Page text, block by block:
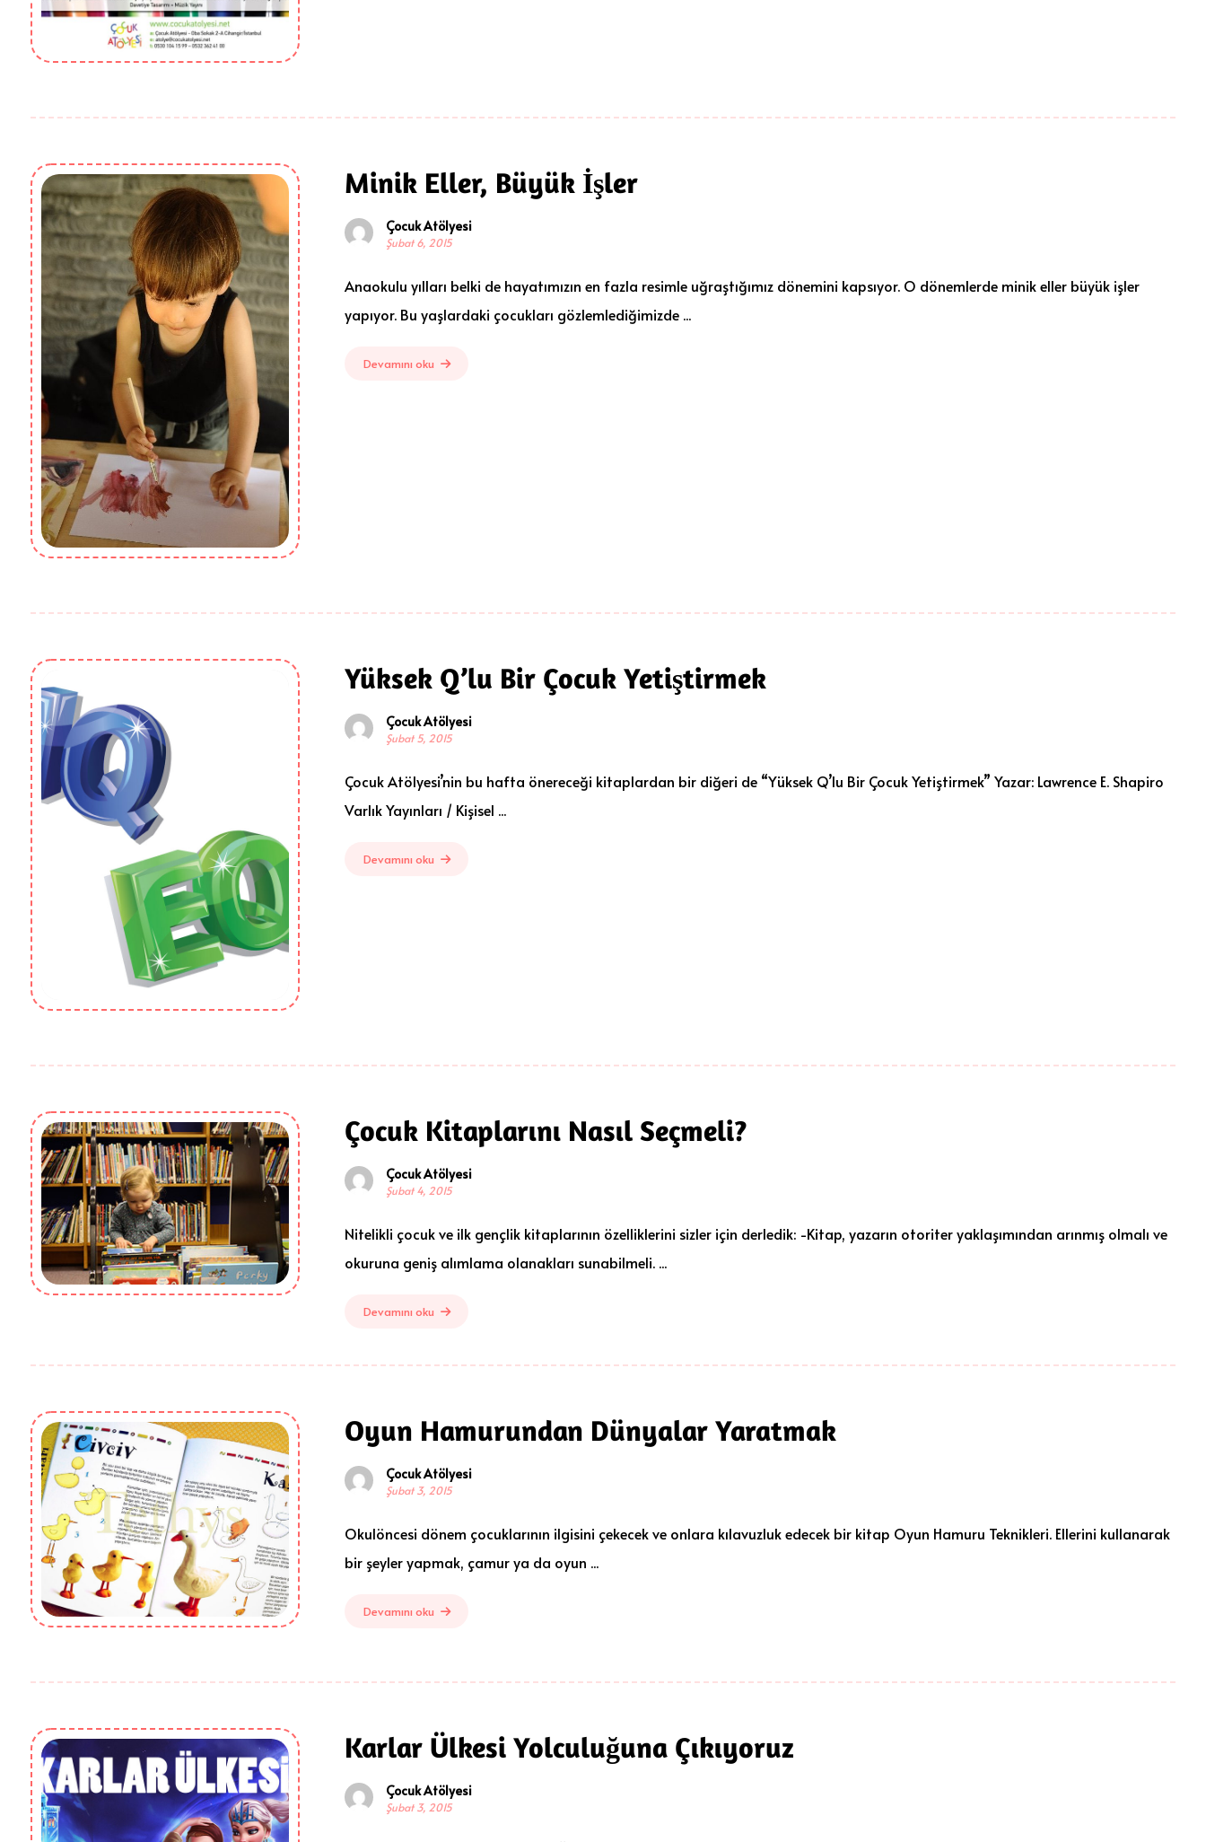
Minik Eller, Büyük İşler
Çocuk Atölyesi
Şubat 6, 2015
Anaokulu yılları belki de hayatımızın en fazla resimle uğraştığımız dönemini kapsıyor. O dönemlerde minik eller büyük işler
yapıyor. Bu yaşlardaki çocukları gözlemlediğimizde ...
Devamını oku
Yüksek Q’lu Bir Çocuk Yetiştirmek
Çocuk Atölyesi
Şubat 5, 2015
Çocuk Atölyesi’nin bu hafta önereceği kitaplardan bir diğeri de “Yüksek Q’lu Bir Çocuk Yetiştirmek” Yazar: Lawrence E. Shapiro
Varlık Yayınları / Kişisel ...
Devamını oku
Çocuk Kitaplarını Nasıl Seçmeli?
Çocuk Atölyesi
Şubat 4, 2015
Nitelikli çocuk ve ilk gençlik kitaplarının özelliklerini sizler için derledik: -Kitap, yazarın otoriter yaklaşımından arınmış olmalı ve
okuruna geniş alımlama olanakları sunabilmeli. ...
Devamını oku
Oyun Hamurundan Dünyalar Yaratmak
Çocuk Atölyesi
Şubat 3, 2015
Okulöncesi dönem çocuklarının ilgisini çekecek ve onlara kılavuzluk edecek bir kitap Oyun Hamuru Teknikleri. Ellerini kullanarak
bir şeyler yapmak, çamur ya da oyun ...
Devamını oku
Karlar Ülkesi Yolculuğuna Çıkıyoruz
Çocuk Atölyesi
Şubat 3, 2015